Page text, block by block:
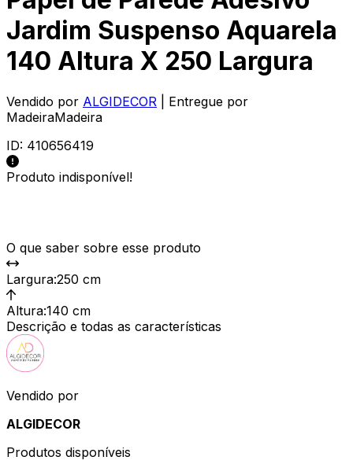
Jardim Suspenso Aquarela
140 Altura X 250 Largura
Vendido por ALGIDECOR
| Entregue por
MadeiraMadeira
ID: 410656419
Produto indisponível!
O que saber sobre esse produto
Largura:250 cm
Altura:140 cm
Descrição e todas as características
Vendido por
ALGIDECOR
Produtos disponíveis